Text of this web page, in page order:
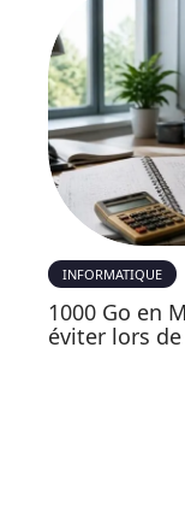
INFORMATIQUE
1000 Go en
éviter lors